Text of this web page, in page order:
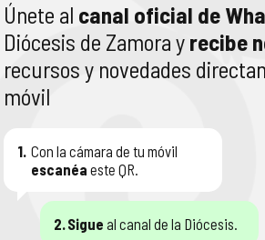
Únete al canal oficial de
Diócesis de Zamora y recibe
recursos y novedades
móvil
1. Con la cámara de tu móvil
escanéa este QR.
2.Sigue al canal de la Diócesis.